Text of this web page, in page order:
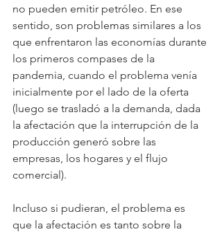
no pueden emitir petróleo. En ese
sentido, son problemas similares a los
que enfrentaron las economías durante
los primeros compases de la
pandemia, cuando el problema venía
inicialmente por el lado de la oferta
(luego se trasladó a la demanda, dada
la afectación que la interrupción de la
producción generó sobre las
empresas, los hogares y el flujo
comercial).
Incluso si pudieran, el problema es
que la afectación es tanto sobre la